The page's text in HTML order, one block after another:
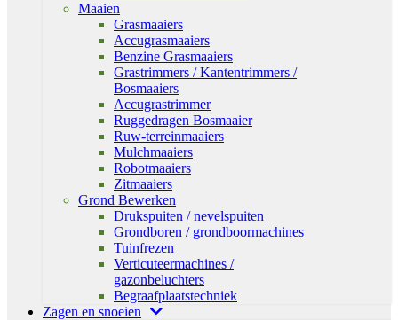
Maaien
Grasmaaiers
Accugrasmaaiers
Benzine Grasmaaiers
Grastrimmers / Kantentrimmers /
Bosmaaiers
Accugrastrimmer
Ruggedragen Bosmaaier
Ruw-terreinmaaiers
Mulchmaaiers
Robotmaaiers
Zitmaaiers
Grond Bewerken
Drukspuiten / nevelspuiten
Grondboren / grondboormachines
Tuinfrezen
Verticuteermachines /
gazonbeluchters
Begraafplaatstechniek
Zagen en snoeien